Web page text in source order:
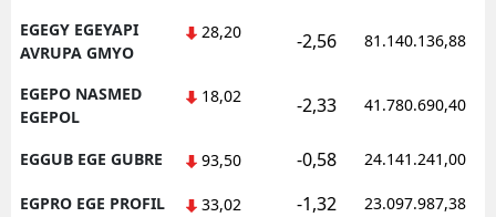
EGEGY EGEYAPI
AVRUPA GMYO
28,20 -2,56 81.140.136,88
EGEPO NASMED
EGEPOL
18,02 -2,33 41.780.690,40
EGGUB EGE GUBRE 93,50 -0,58 24.141.241,00
EGPRO EGE PROFIL 33,02 -1,32 23.097.987,38